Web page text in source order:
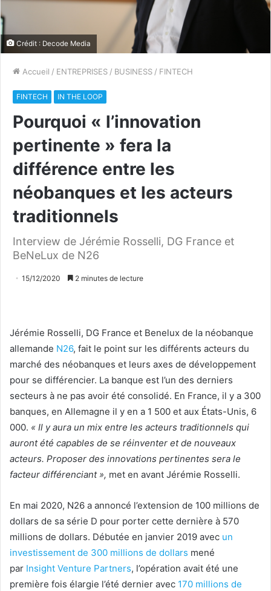
Crédit : Decode Media
Accueil / ENTREPRISES / BUSINESS / FINTECH
FINTECH IN THE LOOP
Pourquoi « l’innovation
pertinente » fera la
différence entre les
néobanques et les acteurs
traditionnels
Interview de Jérémie Rosselli, DG France et
BeNeLux de N26
15/12/2020 2 minutes de lecture
Jérémie Rosselli, DG France et Benelux de la néobanque
allemande N26, fait le point sur les différents acteurs du
marché des néobanques et leurs axes de développement
pour se différencier. La banque est l’un des derniers
secteurs à ne pas avoir été consolidé. En France, il y a 300
banques, en Allemagne il y en a 1 500 et aux États-Unis, 6
000. « Il y aura un mix entre les acteurs traditionnels qui
auront été capables de se réinventer et de nouveaux
acteurs. Proposer des innovations pertinentes sera le
facteur différenciant », met en avant Jérémie Rosselli.
En mai 2020, N26 a annoncé l’extension de 100 millions de
dollars de sa série D pour porter cette dernière à 570
millions de dollars. Débutée en janvier 2019 avec un
investissement de 300 millions de dollars mené
par Insight Venture Partners, l’opération avait été une
première fois élargie l’été dernier avec 170 millions de